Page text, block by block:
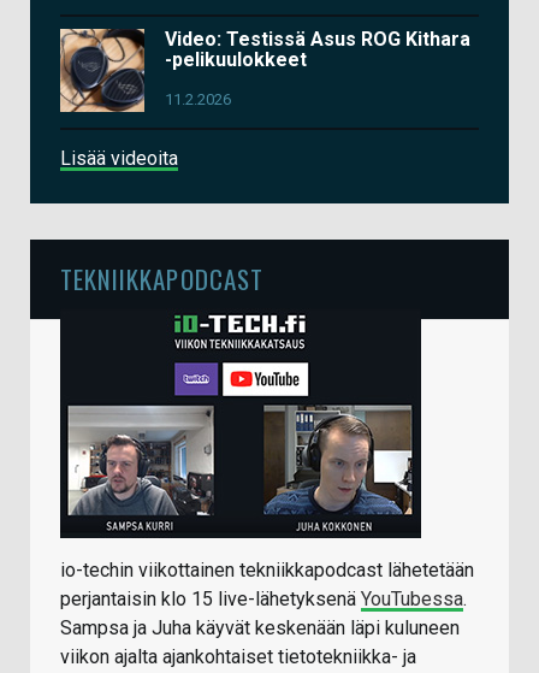
Video: Testissä Asus ROG Kithara
-pelikuulokkeet
11.2.2026
Lisää videoita
TEKNIIKKAPODCAST
io-techin viikottainen tekniikkapodcast lähetetään
perjantaisin klo 15 live-lähetyksenä YouTubessa.
Sampsa ja Juha käyvät keskenään läpi kuluneen
viikon ajalta ajankohtaiset tietotekniikka- ja